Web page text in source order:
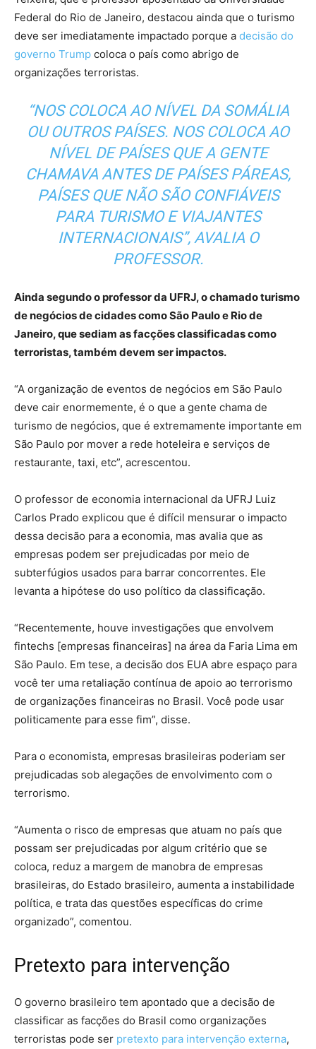
Federal do Rio de Janeiro, destacou ainda que o turismo
deve ser imediatamente impactado porque a decisão do
governo Trump coloca o país como abrigo de
organizações terroristas.
“NOS COLOCA AO NÍVEL DA SOMÁLIA
OU OUTROS PAÍSES. NOS COLOCA AO
NÍVEL DE PAÍSES QUE A GENTE
CHAMAVA ANTES DE PAÍSES PÁREAS,
PAÍSES QUE NÃO SÃO CONFIÁVEIS
PARA TURISMO E VIAJANTES
INTERNACIONAIS”, AVALIA O
PROFESSOR.
Ainda segundo o professor da UFRJ, o chamado turismo
de negócios de cidades como São Paulo e Rio de
Janeiro, que sediam as facções classificadas como
terroristas, também devem ser impactos.
“A organização de eventos de negócios em São Paulo
deve cair enormemente, é o que a gente chama de
turismo de negócios, que é extremamente importante em
São Paulo por mover a rede hoteleira e serviços de
restaurante, taxi, etc”, acrescentou.
O professor de economia internacional da UFRJ Luiz
Carlos Prado explicou que é difícil mensurar o impacto
dessa decisão para a economia, mas avalia que as
empresas podem ser prejudicadas por meio de
subterfúgios usados para barrar concorrentes. Ele
levanta a hipótese do uso político da classificação.
“Recentemente, houve investigações que envolvem
fintechs [empresas financeiras] na área da Faria Lima em
São Paulo. Em tese, a decisão dos EUA abre espaço para
você ter uma retaliação contínua de apoio ao terrorismo
de organizações financeiras no Brasil. Você pode usar
politicamente para esse fim”, disse.
Para o economista, empresas brasileiras poderiam ser
prejudicadas sob alegações de envolvimento com o
terrorismo.
“Aumenta o risco de empresas que atuam no país que
possam ser prejudicadas por algum critério que se
coloca, reduz a margem de manobra de empresas
brasileiras, do Estado brasileiro, aumenta a instabilidade
política, e trata das questões específicas do crime
organizado”, comentou.
Pretexto para intervenção
O governo brasileiro tem apontado que a decisão de
classificar as facções do Brasil como organizações
terroristas pode ser pretexto para intervenção externa,